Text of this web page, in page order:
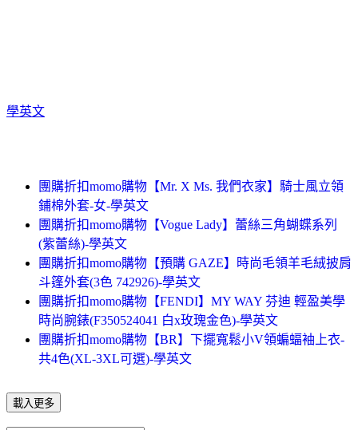
學英文
團購折扣momo購物【Mr. X Ms. 我們衣家】騎士風立領
鋪棉外套-女-學英文
團購折扣momo購物【Vogue Lady】蕾絲三角蝴蝶系列
(紫蕾絲)-學英文
團購折扣momo購物【預購 GAZE】時尚毛領羊毛絨披肩
斗篷外套(3色 742926)-學英文
團購折扣momo購物【FENDI】MY WAY 芬迪 輕盈美學
時尚腕錶(F350524041 白x玫瑰金色)-學英文
團購折扣momo購物【BR】下擺寬鬆小V領蝙蝠袖上衣-
共4色(XL-3XL可選)-學英文
載入更多